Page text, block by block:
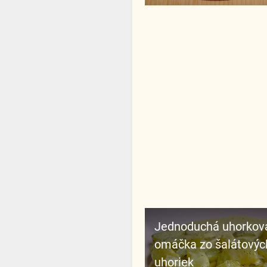
Jednoduchá uhorková
omáčka zo
uhoriek